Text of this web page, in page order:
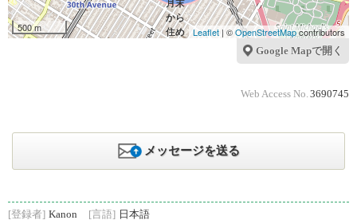
500 m Leaflet | ©OpenStreetMapcontributors
Google Mapで開く
Web Access No. 3690745
メッセージを送る
[登録者] Kanon [言語] 日本語